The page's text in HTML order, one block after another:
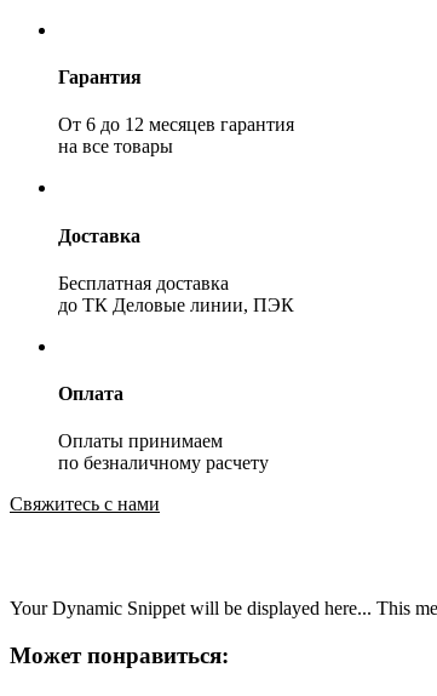
Гарантия
От 6 до 12 месяцев гарантия
на все товары
Доставка
Бесплатная доставка
до ТК Деловые линии, ПЭК
Оплата
Оплаты принимаем
по безналичному расчету
Свяжитесь с нами
Your Dynamic Snippet will be displayed here... This
Может понравиться: